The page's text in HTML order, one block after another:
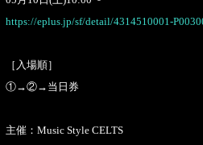
https://eplus.jp/sf/detail/4314510001-
［入場順］
①→②→当日券
主催：Music Style CELTS